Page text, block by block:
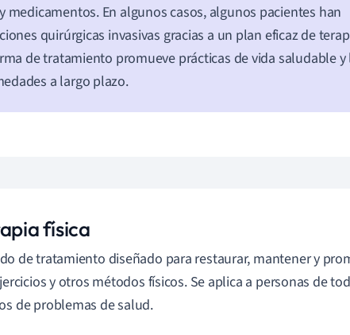
medicamentos. En algunos casos, algunos pacientes han
quirúrgicas invasivas gracias a un plan eficaz de
de tratamiento promueve prácticas de vida saludable y
a largo plazo.
física
de tratamiento diseñado para restaurar, mantener y
y otros métodos físicos. Se aplica a personas de
de problemas de salud.